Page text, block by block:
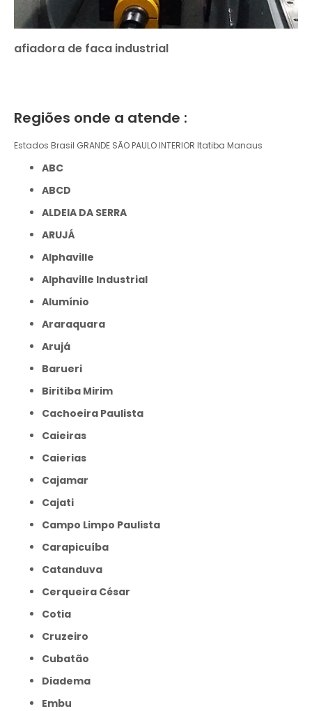
afiadora de faca industrial
Regiões onde a atende :
Estados Brasil GRANDE SÃO PAULO INTERIOR Itatiba Manaus
ABC
ABCD
ALDEIA DA SERRA
ARUJÁ
Alphaville
Alphaville Industrial
Alumínio
Araraquara
Arujá
Barueri
Biritiba Mirim
Cachoeira Paulista
Caieiras
Caierias
Cajamar
Cajati
Campo Limpo Paulista
Carapicuíba
Catanduva
Cerqueira César
Cotia
Cruzeiro
Cubatão
Diadema
Embu